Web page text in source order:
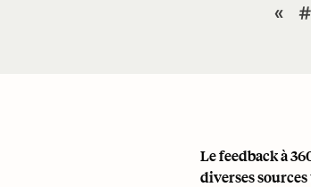
« #
Le feedback à
diverses